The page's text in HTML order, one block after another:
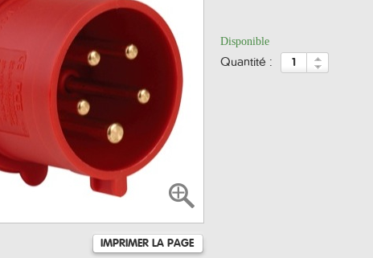
IMPRIMER LA PAGE
Disponible
quantité :